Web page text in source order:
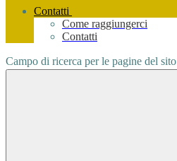
Contatti
Come raggiungerci
Contatti
Campo di ricerca per le pagine del sito